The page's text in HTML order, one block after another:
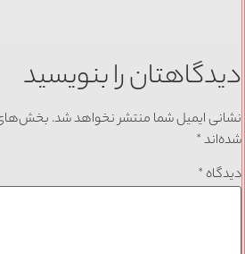
دیدگاهتان را بنویسید
نشانی ایمیل شما منتشر نخواهد شد. بخش‌های
شده‌اند*
دیدگاه *